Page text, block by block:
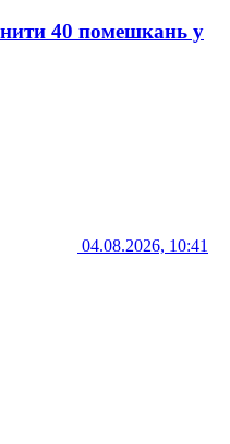
40 помешкань у
04.08.2026, 10:41